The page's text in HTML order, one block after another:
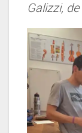
Galizzi,